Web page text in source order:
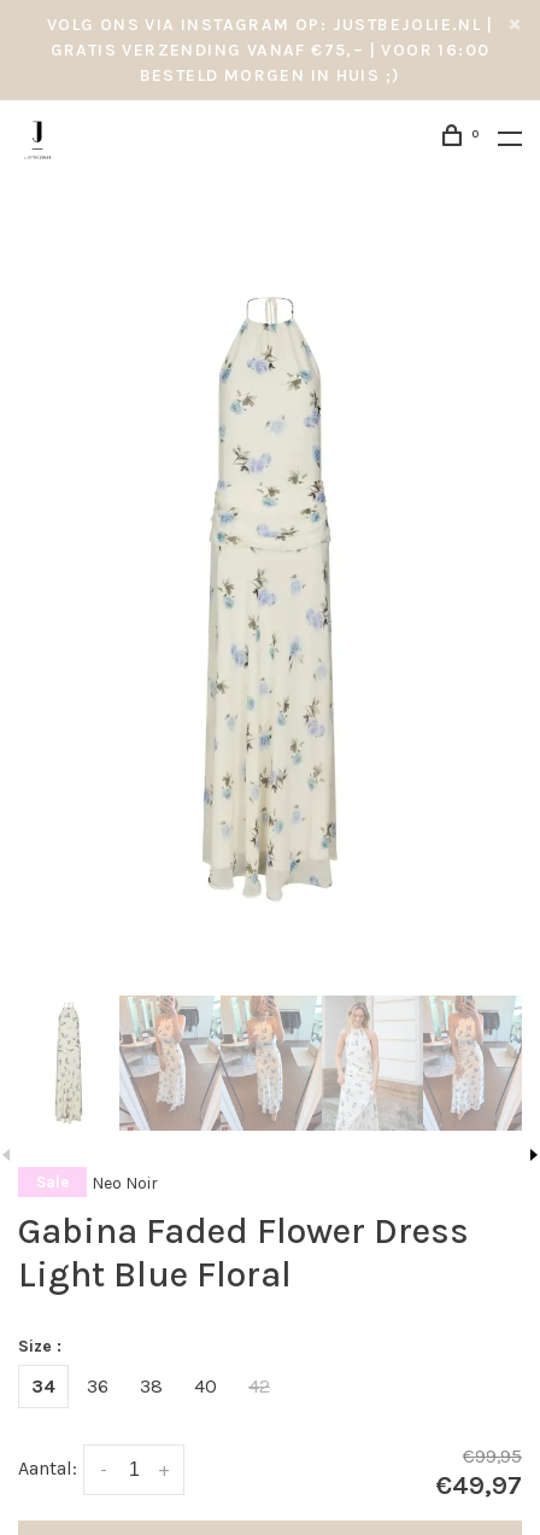
VOLG ONS VIA INSTAGRAM OP: JUSTBEJOLIE.NL |
GRATIS VERZENDING VANAF €75,– | VOOR 16:00
BESTELD MORGEN IN HUIS ;)
0
Sale Neo Noir
Gabina Faded Flower Dress
Light Blue Floral
Size :
34 36 38 40 42
Aantal: +
-
€99,95
€49,97